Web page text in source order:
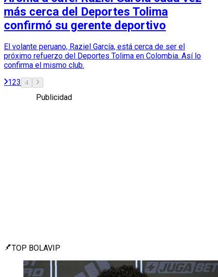
más cerca del Deportes Tolima
confirmó su gerente deportivo
El volante peruano, Raziel García, está cerca de ser el
próximo refuerzo del Deportes Tolima en Colombia. Así lo
confirma el mismo club.
123 4
Publicidad
TOP BOLAVIP